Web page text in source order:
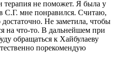
терапия не поможет. Я была у
С.Г. мне понравился. Считаю,
Не заметила, чтобы
на что-то. В дальнейшем при
обращаться к Хайбулаеву
порекомендую